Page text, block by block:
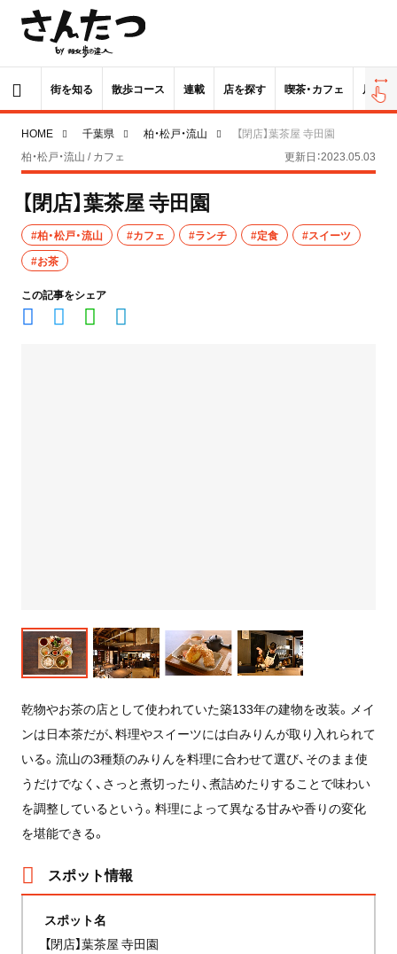
街を知る 散歩コース 連載 店を探す 喫茶・カフェ 居酒屋
HOME 千葉県 柏・松戸・流山
【閉店】葉茶屋 寺田園
柏・松戸・流山 / カフェ
更新日：2023.05.03
【閉店】葉茶屋 寺田園
#柏・松戸・流山 #カフェ #ランチ #定食
#スイーツ
#お茶
この記事をシェア
乾物やお茶の店として使われていた築133年の建物を改装。メイ
ンは日本茶だが、料理やスイーツには白みりんが取り入れられて
いる。流山の3種類のみりんを料理に合わせて選び、そのまま使
うだけでなく、さっと煮切ったり、煮詰めたりすることで味わい
を調整しているという。料理によって異なる甘みや香りの変化
を堪能できる。
スポット情報
スポット名
【閉店】葉茶屋 寺田園